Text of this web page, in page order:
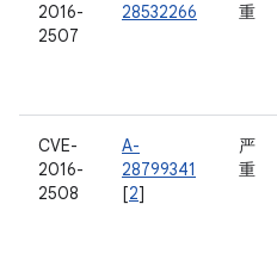
2016-
2507
28532266
重
CVE-
2016-
2508
A-
28799341
[2]
严
重